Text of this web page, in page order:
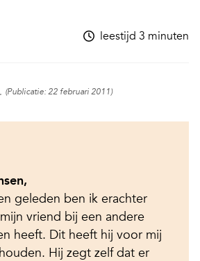
leestijd 3 minuten
(Publicatie: 22 februari 2011)
geleden ben ik erachter
vriend bij een andere
heeft. Dit heeft hij voor mij
Hij zegt zelf dat er